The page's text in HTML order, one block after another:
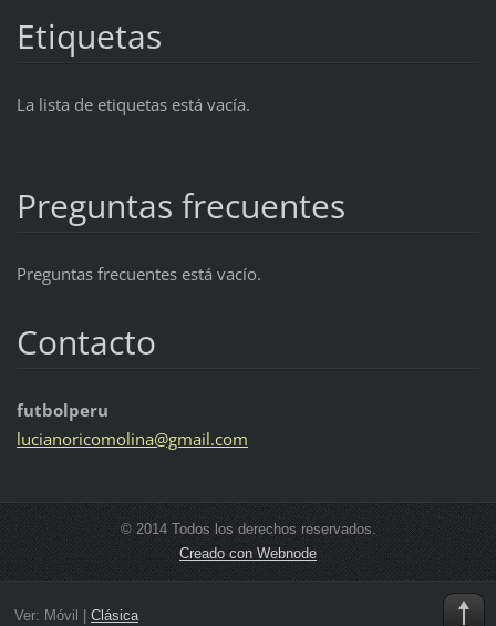
Etiquetas
La lista de etiquetas está vacía.
Preguntas frecuentes
Preguntas frecuentes está vacío.
Contacto
futbolperu
lucianoricomolina@gmail.com
© 2014 Todos los derechos reservados.
Creado con Webnode
Ver: Móvil Clásica